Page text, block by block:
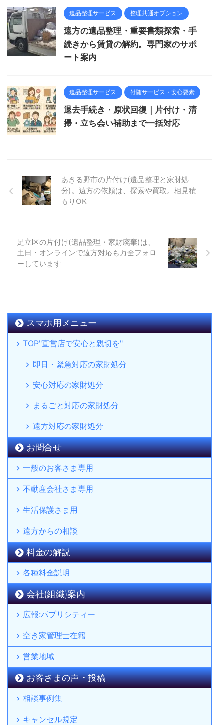
遺品整理サービス 整理共通オプション
遠方の遺品整理・重要書類探索・手
続きから賃貸の解約。専門家のサポ
ート案内
遺品整理サービス 付随サービス・安心要素
退去手続き・原状回復｜片付け・清
掃・立ち会い補助まで一括対応
あきる野市の片付け(遺品整理と家財処
分)。遠方の依頼は、探索や買取。相見積
もりOK
足立区の片付け(遺品整理・家財廃棄)は、
土日・オンラインで遠方対応も万全フォロ
ーしています
スマホ用メニュー
TOP"直営店で安心と親切を"
即日・緊急対応の家財処分
安心対応の家財処分
まるごと対応の家財処分
遠方対応の家財処分
お問合せ
一般のお客さま専用
不動産会社さま専用
生活保護さま用
遠方からの相談
料金の解説
各種料金説明
会社(組織)案内
広報:パブリシティー
空き家管理士在籍
営業地域
お客さまの声・投稿
相談事例集
キャンセル規定